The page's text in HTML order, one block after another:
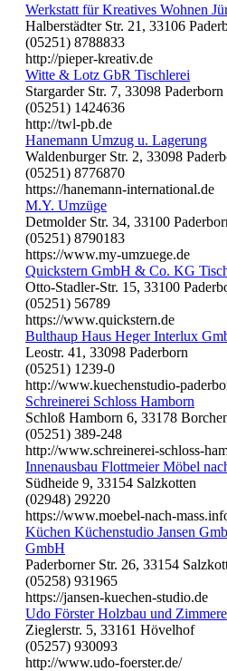
Werkstatt für Kreatives Wohnen
Halberstädter Str. 21, 33106
(05251) 8788833
http://pieper-kreativ.de
Witte & Lotz GbR Tischlerei
Stargarder Str. 7, 33098 Paderborn
(05251) 1424636
http://twl-pb.de
Hanemann Umzug u. Lagerung
Waldenburger Str. 2, 33098
(05251) 8776870
https://hanemann-international.de
M.Y. Umzüge
Detmolder Str. 34, 33100
(05251) 8790183
https://www.my-umzuege.de
Quickstern GmbH & Co. KG
Otto-Stadler-Str. 15, 33100
(05251) 56789
https://www.quickstern.de
Bulthaup Haus Heger Interlux
Leostr. 41, 33098 Paderborn
(05251) 1239-0
http://www.kuechenstudio-
Schreinerei Schloss Hamborn
Schloß Hamborn 6, 33178
(05251) 389-248
http://www.schreinerei-schloss-
Innenausbau Flottmeier Möbel
Südheide 9, 33154 Salzkotten
(02948) 29220
https://www.moebel-nach-
Küchen Küchenstudio Jansen
GmbH
Paderborner Str. 26, 33154
(05258) 931965
https://jansen-kuechen-studio.de
Udo Förster Holzbau und
Zieglerstr. 5, 33161 Hövelhof
(05257) 930093
http://www.udo-foerster.de/